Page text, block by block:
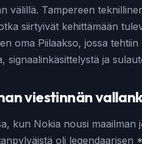
välillä. Tampereen
siirtyivät kehittämään
oma Piilaakso, jossa
signaalinkäsittelystä ja
viestinnän
kun Nokia nousi maailman
oli